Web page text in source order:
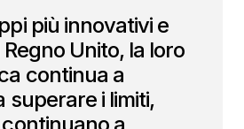
più innovativi e
Unito, la loro
continua a
superare i limiti,